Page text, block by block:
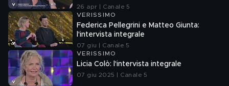
26 apr | Canale 5
VERISSIMO
Federica Pellegrini e Matteo Giunta:
l'intervista integrale
07 giu | Canale 5
VERISSIMO
Licia Colò: l'intervista integrale
07 giu 2025 | Canale 5